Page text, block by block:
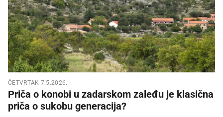
ČETVRTAK 7.5.2026.
Priča o konobi u zadarskom zaleđu je klasična
priča o sukobu generacija?